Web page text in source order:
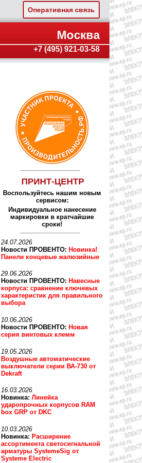
Оперативная связь
Москва
+7 (495) 921-03-58
ПРИНТ-ЦЕНТР
Воспользуйтесь нашим новым
сервисом:
Индивидуальное нанесение
маркировки в кратчайшие
сроки!
24.07.2026
Новости ПРОВЕНТО: Новинка!
Панели концевые жалюзийные
29.06.2026
Новости ПРОВЕНТО: Навесные
корпуса: сравнение ключевых
характеристик для правильного
выбора
10.06.2026
Новости ПРОВЕНТО: Новая
серия винтовых клемм
19.05.2026
Воздушные автоматические
выключатели серии ВА-730 от
Dekraft
16.03.2026
Новинка: Линейка
ударопрочных корпусов RAM
box GRP от DKC
10.03.2026
Новинка: Расширение
ассортимента светосигнальной
арматуры SystemeSig от
Systeme Electric